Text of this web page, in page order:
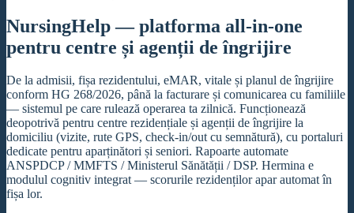
NursingHelp — platforma all-in-one
pentru centre și agenții de îngrijire
De la admisii, fișa rezidentului, eMAR, vitale și planul de îngrijire
conform HG 268/2026, până la facturare și comunicarea cu familiile
— sistemul pe care rulează operarea ta zilnică. Funcționează
deopotrivă pentru centre rezidențiale și agenții de îngrijire la
domiciliu (vizite, rute GPS, check-in/out cu semnătură), cu portaluri
dedicate pentru aparținători și seniori. Rapoarte automate
ANSPDCP / MMFTS / Ministerul Sănătății / DSP. Hermina e
modulul cognitiv integrat — scorurile rezidenților apar automat în
fișa lor.